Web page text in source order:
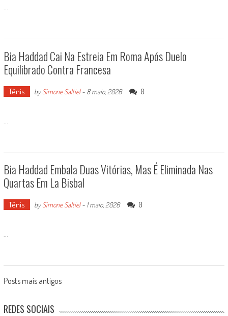
...
Bia Haddad Cai Na Estreia Em Roma Após Duelo
Equilibrado Contra Francesa
Tênis bySimone Saltiel- 8 maio, 2026 0
...
Bia Haddad Embala Duas Vitórias, Mas É Eliminada Nas
Quartas Em La Bisbal
Tênis bySimone Saltiel- 1 maio, 2026 0
...
Posts
navigation
Posts mais antigos
REDES SOCIAIS